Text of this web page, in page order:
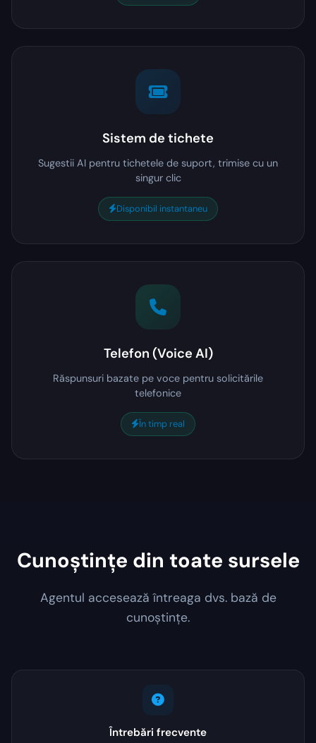
Sistem de tichete
Sugestii AI pentru tichetele de suport, trimise cu un
singur clic
Disponibil instantaneu
Telefon (Voice AI)
Răspunsuri bazate pe voce pentru solicitările
telefonice
În timp real
Cunoștințe din toate sursele
Agentul accesează întreaga dvs. bază de
cunoștințe.
Întrebări frecvente